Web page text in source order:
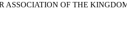
ASSOCIATION OF THE